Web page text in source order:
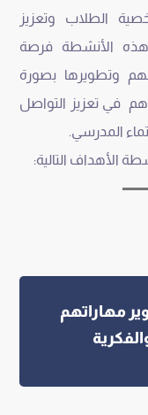
الطلاب وتعزيز
هذه الأنشطة فرصة
وتطويرها بصورة
في تعزيز التواصل
المدرسي.
الأهداف التالية:
مهاراتهم